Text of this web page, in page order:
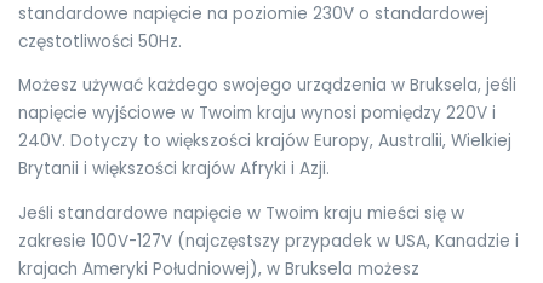
standardowe napięcie na poziomie 230V o standardowej
częstotliwości 50Hz.
Możesz używać każdego swojego urządzenia w Bruksela, jeśli
napięcie wyjściowe w Twoim kraju wynosi pomiędzy 220V i
240V. Dotyczy to większości krajów Europy, Australii, Wielkiej
Brytanii i większości krajów Afryki i Azji.
Jeśli standardowe napięcie w Twoim kraju mieści się w
zakresie 100V-127V (najczęstszy przypadek w USA, Kanadzie i
krajach Ameryki Południowej), w Bruksela możesz